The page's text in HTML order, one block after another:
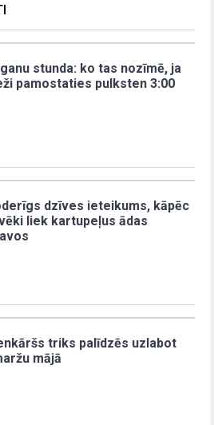
stunda: ko tas nozīmē, ja
pamostaties pulksten 3:00
dzīves ieteikums, kāpēc
liek kartupeļus ādas
triks palīdzēs uzlabot
mājā